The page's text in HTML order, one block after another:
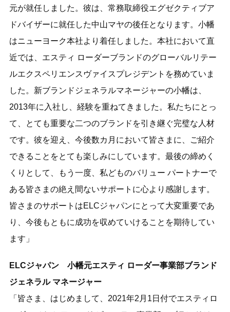
元が就任しました。彼は、常務取締役エグゼクティブア
ドバイザーに就任した中山マヤの後任となります。小幡
はニューヨーク本社より着任しました。本社において直
近では、エスティ ローダーブランドのグローバルリテー
ルエクスペリエンスヴァイスプレジデントを務めていま
した。新ブランドジェネラルマネージャーの小幡は、
2013年に入社し、経験を重ねてきました。私たちにとっ
て、とても重要な二つのブランドを引き継ぐ完璧な人材
です。彼を迎え、今後数カ月において皆さまに、ご紹介
できることをとても楽しみにしています。最後の締めく
くりとして、もう一度、私どものバリュー パートナーで
ある皆さまの絶え間ないサポートに心より感謝します。
皆さまのサポートはELCジャパンにとって大変重要であ
り、今後もともに成功を収めていけることを期待してい
ます」
ELCジャパン 小幡元エスティ ローダー事業部ブランド
ジェネラル マネージャー
「皆さま、はじめまして、2021年2月1日付でエスティロ